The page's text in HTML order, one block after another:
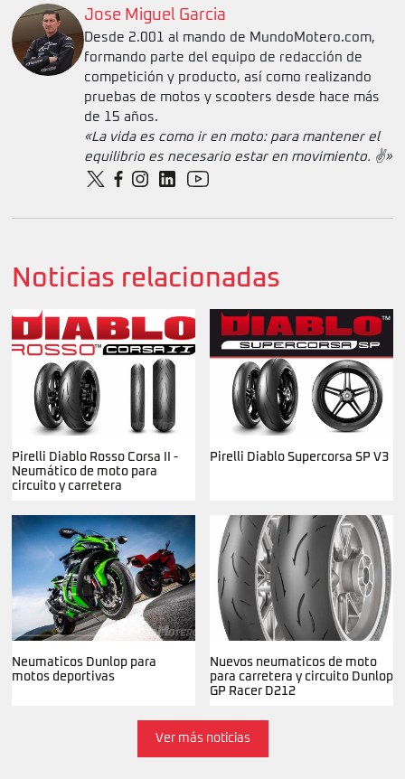
Jose Miguel Garcia
Desde 2.001 al mando de MundoMotero.com,
formando parte del equipo de redacción de
competición y producto, así como realizando
pruebas de motos y scooters desde hace más
de 15 años.
«La vida es como ir en moto: para mantener el
equilibrio es necesario estar en movimiento. ✌️»
Noticias relacionadas
Pirelli Diablo Rosso Corsa II -
Neumático de moto para
circuito y carretera
Pirelli Diablo Supercorsa SP V3
Neumaticos Dunlop para
motos deportivas
Nuevos neumaticos de moto
para carretera y circuito Dunlop
GP Racer D212
Ver más noticias